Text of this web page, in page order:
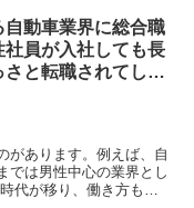
自動車業界に総合職
社員が入社しても長
と転職されてしま
があります。例えば、自
では男性中心の業界とし
代が移り、働き方も変